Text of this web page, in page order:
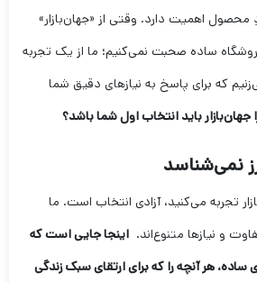
محصول اهمیت دارد. وقتی از «جهان‌بازار»
ساده صحبت نمی‌کنیم؛ ما از یک تجربه
که برای پاسخ به نیازهای دقیق شما
جهان‌بازار باید انتخاب اول شما باشد؟
تجربه می‌کنید، آزادی انتخاب است. ما
و نیازها متنوع‌اند. اینجا جایی است که
هر آنچه را که برای ارتقای سبک زندگی